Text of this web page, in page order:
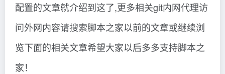
配置的文章就介绍到这了,更多相关git内网代理访
问外网内容请搜索脚本之家以前的文章或继续浏
览下面的相关文章希望大家以后多多支持脚本之
家！